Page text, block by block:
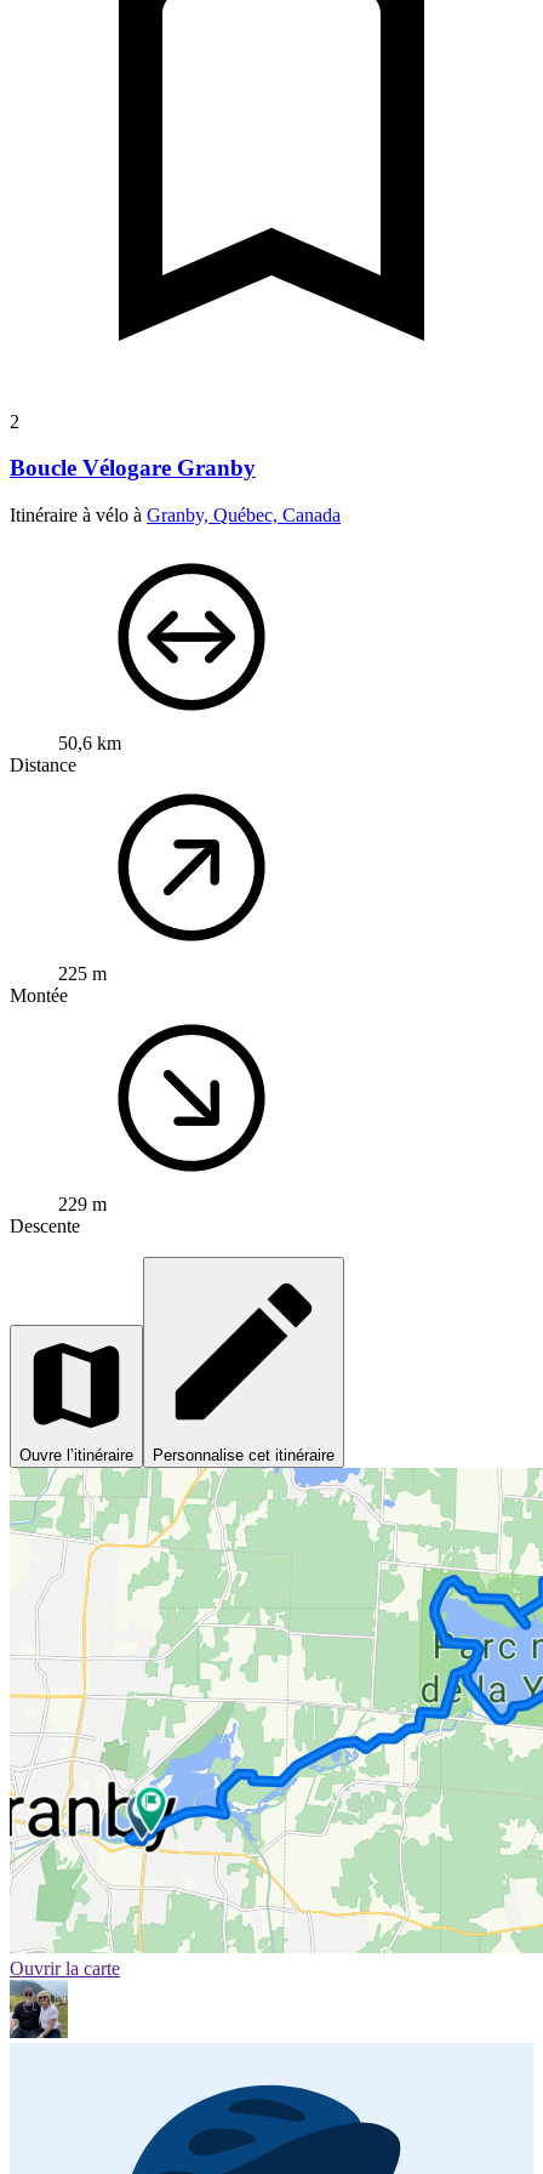
2
Boucle Vélogare Granby
Itinéraire à vélo à Granby, Québec, Canada
50,6 km
Distance
225 m
Montée
229 m
Descente
Ouvre l’itinéraire Personnalise cet itinéraire
Ouvrir la carte